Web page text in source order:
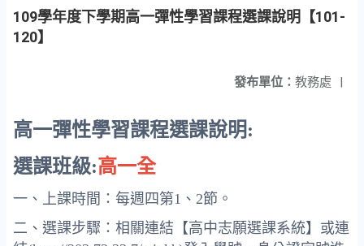
109學年度下學期高一彈性學習課程選課說明【101-
120】
發布單位： 教務處 |
高一彈性學習課程選課說明:
選課班級:高一全
一、上課時間：每週四第1、2節。
二、選課步驟： 相關連結【高中志願選課系統】或連